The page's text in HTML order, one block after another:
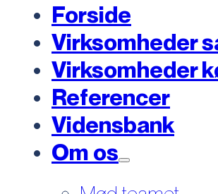
Forside
Virksomheder
Virksomheder
Referencer
Vidensbank
Om os